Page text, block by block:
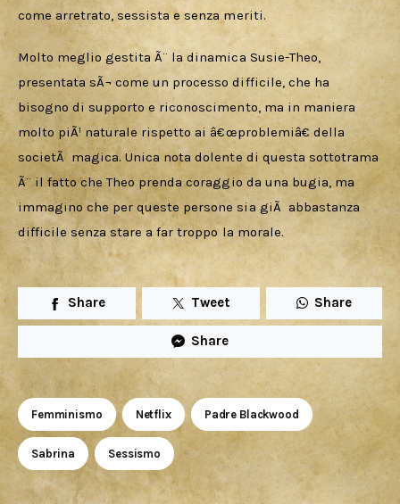
come arretrato, sessista e senza meriti.
Molto meglio gestita Ã¨ la dinamica Susie-Theo,
presentata sÃ¬ come un processo difficile, che ha
bisogno di supporto e riconoscimento, ma in maniera
molto piÃ¹ naturale rispetto ai â€œproblemiâ€ della
societÃ  magica. Unica nota dolente di questa sottotrama
Ã¨ il fatto che Theo prenda coraggio da una bugia, ma
immagino che per queste persone sia giÃ  abbastanza
difficile senza stare a far troppo la morale.
Share Tweet Share
Share
Femminismo Netflix Padre Blackwood
Sabrina Sessismo